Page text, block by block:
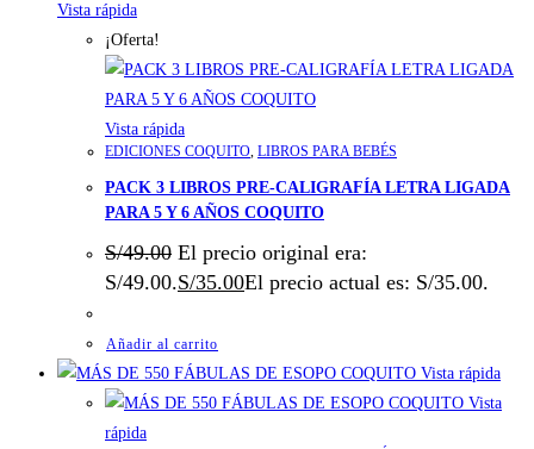
Vista rápida
¡Oferta!
Vista rápida
EDICIONES COQUITO, LIBROS PARA BEBÉS
PACK 3 LIBROS PRE-CALIGRAFÍA LETRA LIGADA
PARA 5 Y 6 AÑOS COQUITO
S/49.00 El precio original era:
S/49.00.S/35.00El precio actual es: S/35.00.
Añadir al carrito
Vista rápida
Vista
rápida